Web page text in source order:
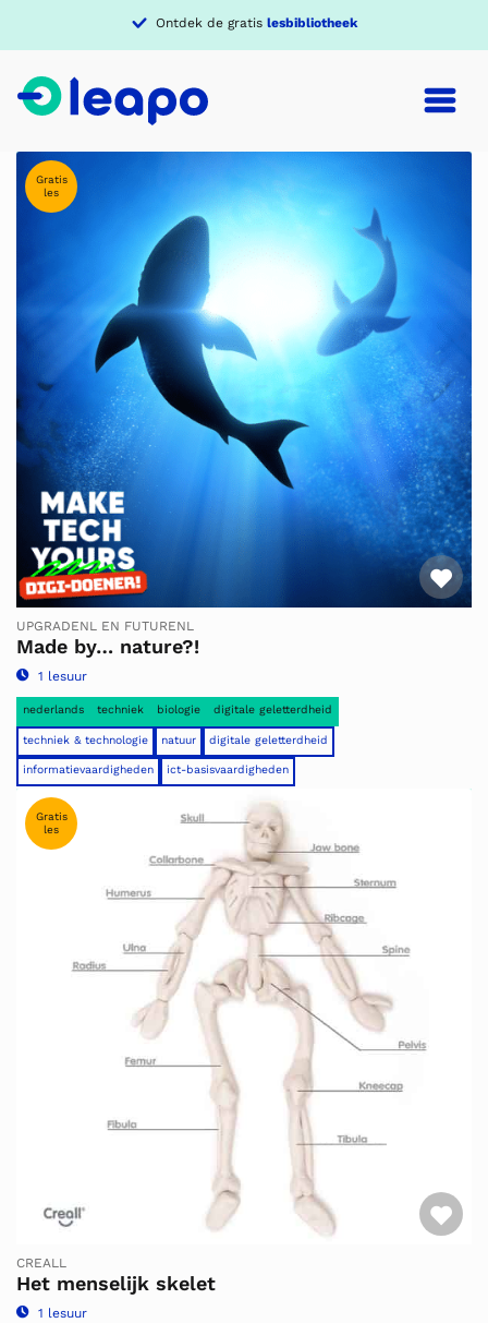
Ontdek de gratis lesbibliotheek
Gratis
les
UPGRADENL EN FUTURENL
Made by… nature?!
1 lesuur
nederlands techniek biologie digitale geletterdheid
techniek & technologie natuur digitale geletterdheid
informatievaardigheden ict-basisvaardigheden
Gratis
les
CREALL
Het menselijk skelet
1 lesuur